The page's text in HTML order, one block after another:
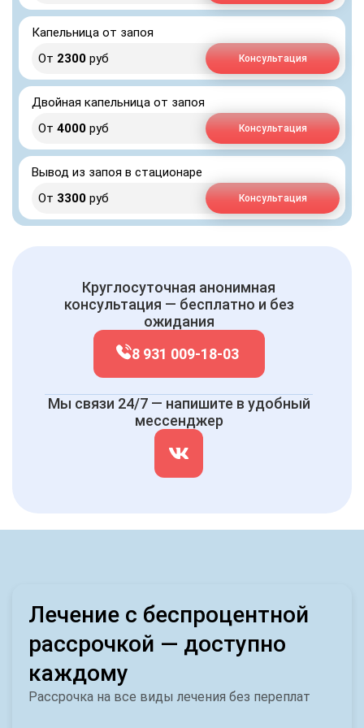
Капельница от запоя
От 2300 руб Консультация
Двойная капельница от запоя
От 4000 руб Консультация
Вывод из запоя в стационаре
От 3300 руб Консультация
Круглосуточная анонимная
консультация — бесплатно и без
ожидания
8 931 009-18-03
Мы связи 24/7 — напишите в удобный
мессенджер
Лечение с беспроцентной
рассрочкой — доступно
каждому
Рассрочка на все виды лечения без переплат